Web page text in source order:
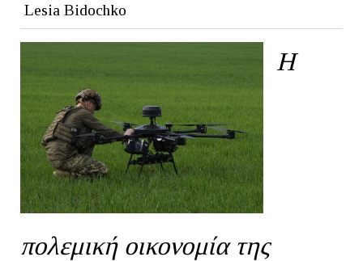
Lesia Bidochko
Η
πολεμική οικονομία της